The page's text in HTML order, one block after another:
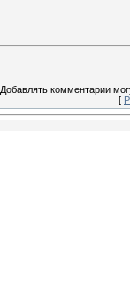
Добавлять комментарии
[